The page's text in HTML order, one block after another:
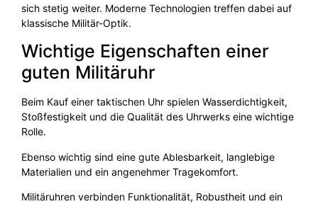
sich stetig weiter. Moderne Technologien treffen dabei auf
klassische Militär-Optik.
Wichtige Eigenschaften einer
guten Militäruhr
Beim Kauf einer taktischen Uhr spielen Wasserdichtigkeit,
Stoßfestigkeit und die Qualität des Uhrwerks eine wichtige
Rolle.
Ebenso wichtig sind eine gute Ablesbarkeit, langlebige
Materialien und ein angenehmer Tragekomfort.
Militäruhren verbinden Funktionalität, Robustheit und ein